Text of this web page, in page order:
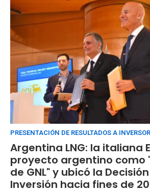
PRESENTACIÓN DE RESULTADOS A
Argentina LNG: la italiana
proyecto argentino como
de GNL" y ubicó la
Inversión hacia fines de